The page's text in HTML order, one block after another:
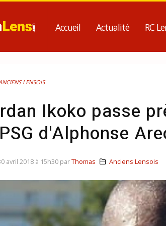
Accueil Actualité RC
LENSOIS
Ikoko passe
d'Alphonse
avril 2018 à 15h30 parThomas Anciens Lensois